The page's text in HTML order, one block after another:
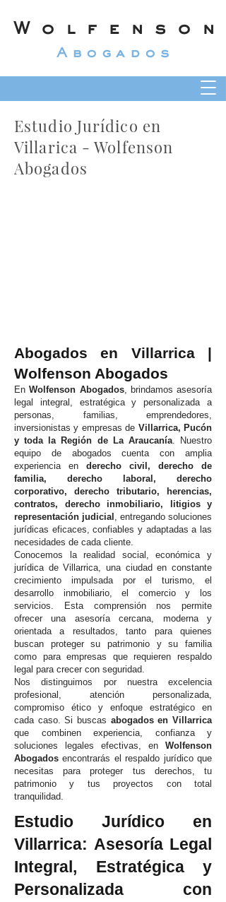
Wolfenson
Abogados
Estudio Jurídico en
Villarica - Wolfenson
Abogados
Abogados en Villarrica |
Wolfenson Abogados
EnWolfenson Abogados, brindamos asesoría
legal integral, estratégica y personalizada a
personas, familias, emprendedores,
inversionistas y empresas de Villarrica, Pucón
y toda la Región de La Araucanía. Nuestro
equipo de abogados cuenta con amplia
experiencia en derecho civil, derecho de
familia, derecho laboral, derecho
corporativo, derecho tributario, herencias,
contratos, derecho inmobiliario, litigios y
representación judicial , entregando soluciones
jurídicas eficaces, confiables y adaptadas a las
necesidades de cada cliente.
Conocemos la realidad social, económica y
jurídica de Villarrica, una ciudad en constante
crecimiento impulsada por el turismo, el
desarrollo inmobiliario, el comercio y los
servicios. Esta comprensión nos permite
ofrecer una asesoría cercana, moderna y
orientada a resultados, tanto para quienes
buscan proteger su patrimonio y su familia
como para empresas que requieren respaldo
legal para crecer con seguridad.
Nos distinguimos por nuestra excelencia
profesional, atención personalizada,
compromiso ético y enfoque estratégico en
cada caso. Si buscas abogados en Villarrica
que combinen experiencia, confianza y
soluciones legales efectivas, en Wolfenson
Abogados encontrarás el respaldo jurídico que
necesitas para proteger tus derechos, tu
patrimonio y tus proyectos con total
tranquilidad.
Estudio Jurídico en
Villarrica: Asesoría Legal
Integral, Estratégica y
Personalizada con